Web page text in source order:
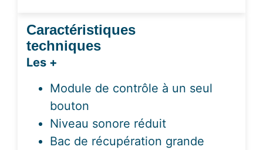
Caractéristiques
techniques
Les +
Module de contrôle à un seul
bouton
Niveau sonore réduit
Bac de récupération grande